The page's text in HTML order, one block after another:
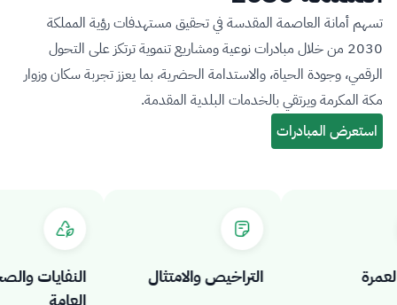
تسهم أمانة العاصمة المقدسة في تحقيق مستهدفات رؤية المملكة
2030 من خلال مبادرات نوعية ومشاريع تنموية ترتكز على التحول
الرقمي، وجودة الحياة، والاستدامة الحضرية، بما يعزز تجربة سكان وزوار
مكة المكرمة ويرتقي بالخدمات البلدية المقدمة.
النفايات والصحة
العامة
التراخيص والامتثال